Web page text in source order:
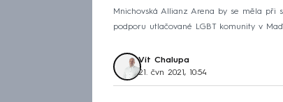
Mnichovská Allianz Arena by se měla při
podporu utlačované LGBT komunity v
Vít Chalupa
21. čvn 2021, 10:54